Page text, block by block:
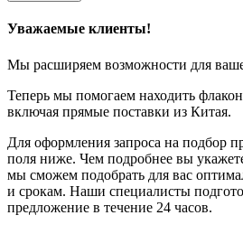
Уважаемые клиенты!
Мы расширяем возможности для
Теперь мы помогаем находить
включая прямые поставки из Китая.
Для оформления запроса на подбор
поля ниже. Чем подробнее вы
мы сможем подобрать для вас
и срокам. Наши специалисты
предложение в течение 24 часов.